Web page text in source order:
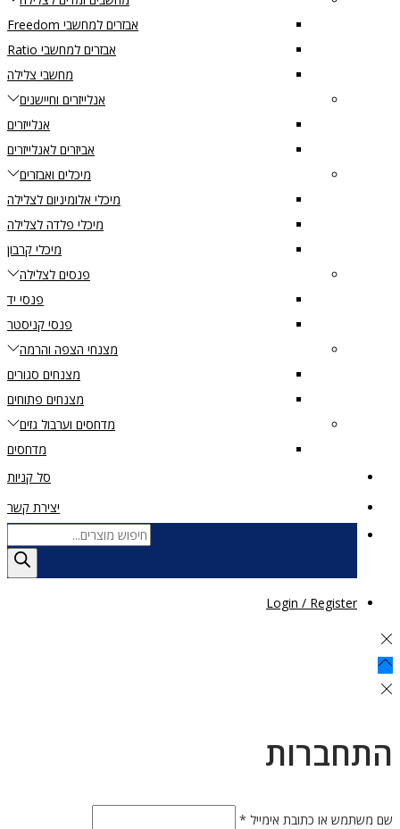
אבזרים למחשבי Freedom
אבזרים למחשבי Ratio
מחשבי צלילה
אנלייזרים וחיישנים
אנלייזרים
אביזרים לאנלייזרים
מיכלים ואבזרים
מיכלי אלומיניום לצלילה
מיכלי פלדה לצלילה
מיכלי קרבון
פנסים לצלילה
פנסי יד
פנסי קניסטר
מצנחי הצפה והרמה
מצנחים סגורים
מצנחים פתוחים
מדחסים וערבול גזים
מדחסים
סל קניות
יצירת קשר
Login / Register
התחברות
שם משתמש או כתובת אימייל *